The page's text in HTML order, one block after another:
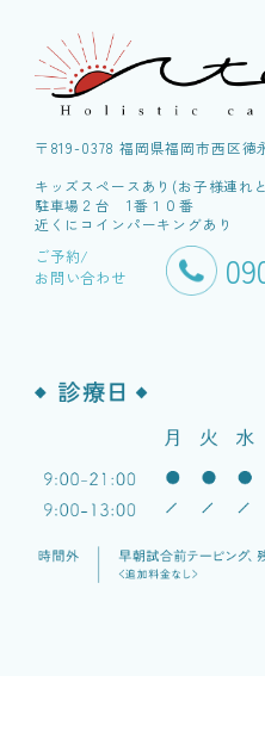
〒819-0378 福岡県福岡市西区徳
キッズスペースあり(お子様連れ
駐車場２台 1番１０番
近くにコインパーキングあり
ご予約/
お問い合わせ